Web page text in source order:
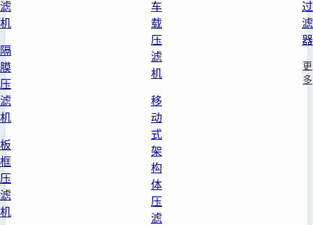
滤
机
隔
膜
压
滤
机
板
框
压
滤
机
车
载
压
滤
机
移
动
式
架
构
体
压
滤
过
滤
器
更
多